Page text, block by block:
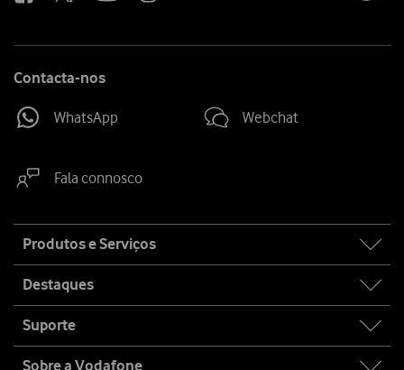
Contacta-nos
WhatsApp Webchat
Fala connosco
map
Produtos e Serviços
Destaques
Suporte
Sobre a Vodafone